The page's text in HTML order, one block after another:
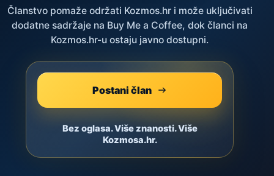
Članstvo pomaže održati Kozmos.hr i može uključivati
dodatne sadržaje na Buy Me a Coffee, dok članci na
Kozmos.hr-u ostaju javno dostupni.
Postani član
Bez oglasa. Više znanosti. Više
Kozmosa.hr.